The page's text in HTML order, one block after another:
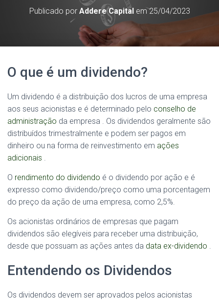
Publicado por Addere Capitalem25/04/2023
O que é um dividendo?
Um dividendo é a distribuição dos lucros de uma empresa
aos seus acionistas e é determinado pelo conselho de
administração da empresa . Os dividendos geralmente são
distribuídos trimestralmente e podem ser pagos em
dinheiro ou na forma de reinvestimento em ações
adicionais
O rendimento do dividendo é o dividendo por ação e é
expresso como dividendo/preço como uma porcentagem
do preço da ação de uma empresa, como 2,5%.
Os acionistas ordinários de empresas que pagam
dividendos são elegíveis para receber uma distribuição,
desde que possuam as ações antes da data ex-dividendo
Entendendo os Dividendos
Os dividendos devem ser aprovados pelos acionistas